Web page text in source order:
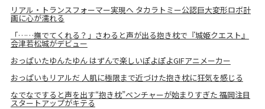
リアル・トランスフォーマー実現へ タカラトミー公認巨大変形ロボ計
画に心が濡れる
「……撫でてくれる？」さわると声が出る抱き枕で『城姫クエスト』
会津若松城がデビュー
おっぱいたゆんたゆん はずんで楽しいぽよぽよGIFアニメーカー
おっぱいもリアルだ 人肌に極限まで近づけた抱き枕に狂気を感じる
なでなですると声を出す“抱き枕”ベンチャーが始まりすぎた 福岡注目
スタートアップがキテる